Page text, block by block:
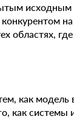
областях,
как
системы